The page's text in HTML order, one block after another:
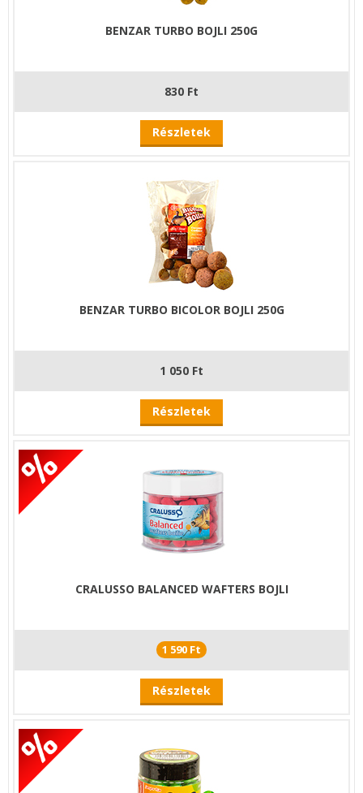
BENZAR TURBO BOJLI 250G
830 Ft
Részletek
BENZAR TURBO BICOLOR BOJLI 250G
1 050 Ft
Részletek
CRALUSSO BALANCED WAFTERS BOJLI
1 590 Ft
Részletek